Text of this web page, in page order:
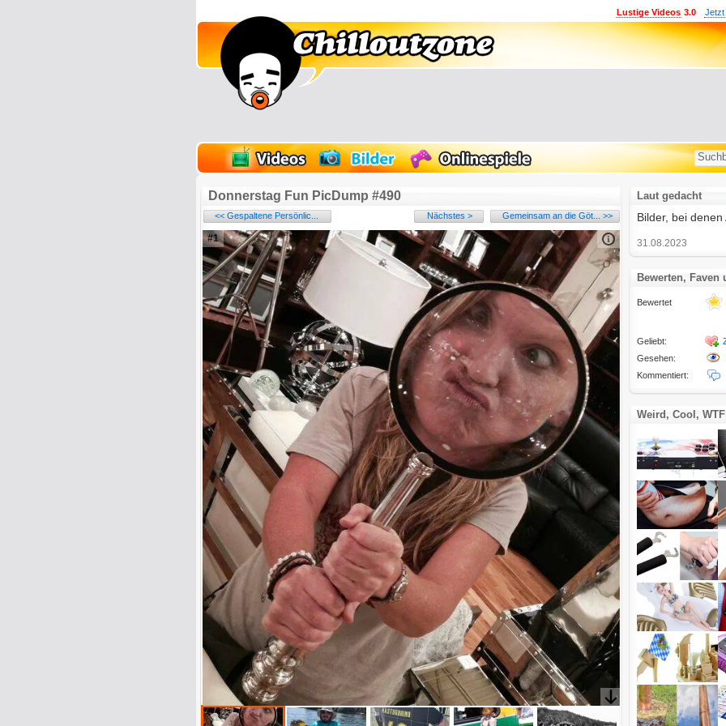
Jetzt
Lustige Videos 3.0
Donnerstag Fun PicDump #490
<< Gespaltene Persönlic... Nächstes > Gemeinsam an die Göt... >>
#1
Laut gedacht
Bilder, bei
31.08.2023
Bewerten, Faven
Bewertet
Geliebt:
Gesehen:
Kommentiert:
Weird, Cool, WTF